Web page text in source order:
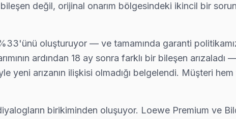
servis sunulmaktadır.
değil, orijinal onarım bölgesindeki ikincil bir
oluşturuyor — ve tamamında garanti
ardından 18 ay sonra farklı bir bileşen arızaladı
yeni arızanın ilişkisi olmadığı belgelendi. Müşteri
birikiminden oluşuyor. Loewe Premium ve